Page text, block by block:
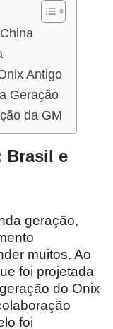
Antigo
Geração
da GM
Brasil e
geração,
muitos. Ao
foi projetada
do Onix
foi